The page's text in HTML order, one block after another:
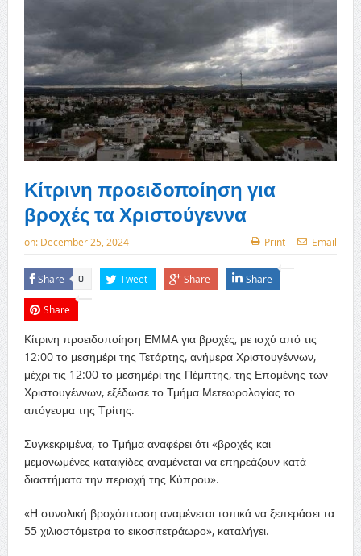
Κίτρινη προειδοποίηση για
βροχές τα Χριστούγεννα
on: December 25, 2024 Print Email
Share 0 Tweet Share Share
Share
Κίτρινη προειδοποίηση ΕΜΜΑ για βροχές, με ισχύ από τις
12:00 το μεσημέρι της Τετάρτης, ανήμερα Χριστουγέννων,
μέχρι τις 12:00 το μεσημέρι της Πέμπτης, της Επομένης των
Χριστουγέννων, εξέδωσε το Τμήμα Μετεωρολογίας το
απόγευμα της Τρίτης.
Συγκεκριμένα, το Τμήμα αναφέρει ότι «βροχές και
μεμονωμένες καταιγίδες αναμένεται να επηρεάζουν κατά
διαστήματα την περιοχή της Κύπρου».
«Η συνολική βροχόπτωση αναμένεται τοπικά να ξεπεράσει τα
55 χιλιοστόμετρα το εικοσιτετράωρο», καταλήγει.